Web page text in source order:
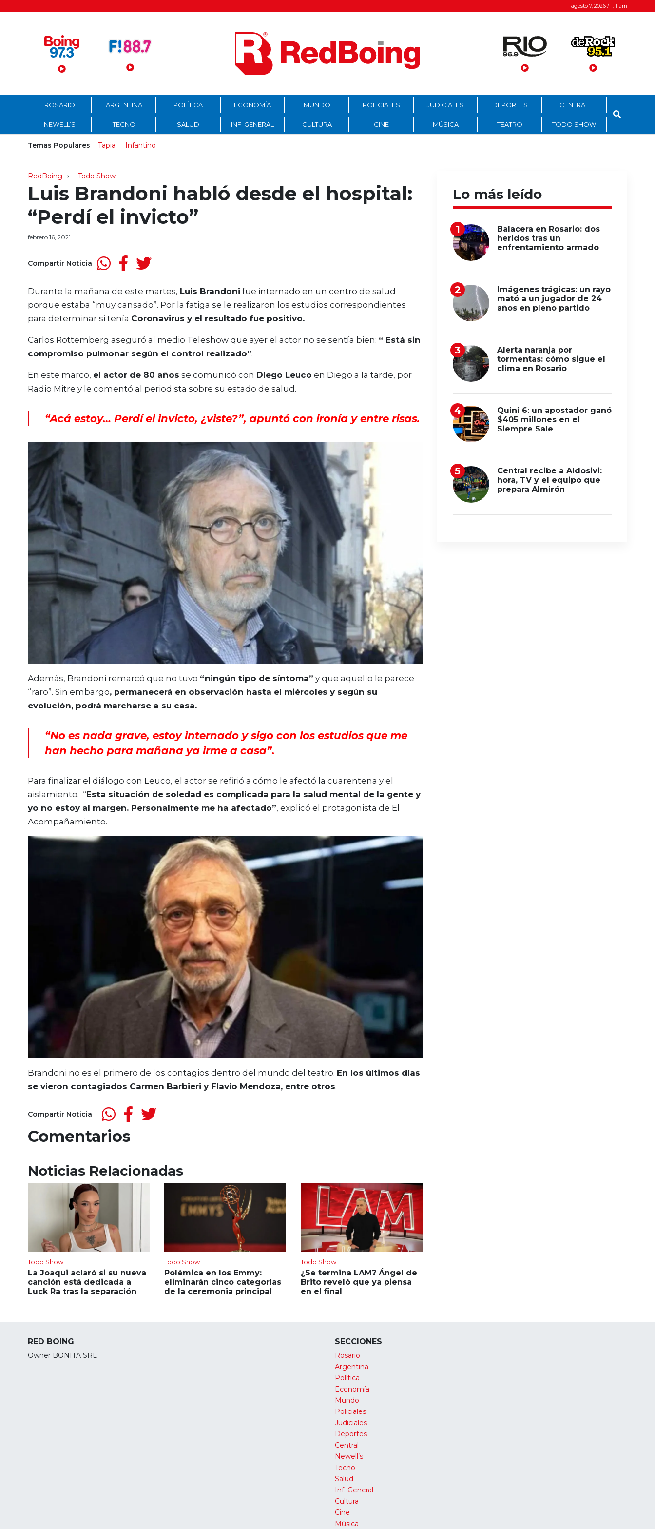
Menú Principal agosto 7, 2026 / 1:11 am
ROSARIO ARGENTINA POLÍTICA ECONOMÍA MUNDO POLICIALES JUDICIALES DEPORTES CENTRAL
NEWELL’S TECNO SALUD INF. GENERAL CULTURA CINE MÚSICA TEATRO TODO SHOW
Temas Populares Tapia Infantino
RedBoing Todo Show
Luis Brandoni habló desde el hospital:
“Perdí el invicto”
febrero 16, 2021
Compartir Noticia
Durante la mañana de este martes, Luis Brandoni fue internado en un centro de salud
porque estaba “muy cansado”. Por la fatiga se le realizaron los estudios correspondientes
para determinar si tenía Coronavirus y el resultado fue positivo.
Carlos Rottemberg aseguró al medio Teleshow que ayer el actor no se sentía bien: “ Está sin
compromiso pulmonar según el control realizado”.
En este marco, el actor de 80 años se comunicó con Diego Leuco en Diego a la tarde, por
Radio Mitre y le comentó al periodista sobre su estado de salud.
“Acá estoy… Perdí el invicto, ¿viste?”, apuntó con ironía y entre risas.
Además, Brandoni remarcó que no tuvo “ningún tipo de síntoma” y que aquello le parece
“raro”. Sin embargo, permanecerá en observación hasta el miércoles y según su
evolución, podrá marcharse a su casa.
“No es nada grave, estoy internado y sigo con los estudios que me
han hecho para mañana ya irme a casa”.
Para finalizar el diálogo con Leuco, el actor se refirió a cómo le afectó la cuarentena y el
aislamiento. “Esta situación de soledad es complicada para la salud mental de la gente y
yo no estoy al margen. Personalmente me ha afectado”, explicó el protagonista de El
Acompañamiento.
Brandoni no es el primero de los contagios dentro del mundo del teatro. En los últimos días
se vieron contagiados Carmen Barbieri y Flavio Mendoza, entre otros.
Compartir Noticia
Comentarios
Noticias Relacionadas
Todo Show
La Joaqui aclaró si su nueva
canción está dedicada a
Luck Ra tras la separación
Todo Show
Polémica en los Emmy:
eliminarán cinco categorías
de la ceremonia principal
Todo Show
¿Se termina LAM? Ángel de
Brito reveló que ya piensa
en el final
Lo más leído
Balacera en Rosario: dos
heridos tras un
enfrentamiento armado
Imágenes trágicas: un rayo
mató a un jugador de 24
años en pleno partido
Alerta naranja por
tormentas: cómo sigue el
clima en Rosario
Quini 6: un apostador ganó
$405 millones en el
Siempre Sale
Central recibe a Aldosivi:
hora, TV y el equipo que
prepara Almirón
RED BOING
Owner BONITA SRL
SECCIONES
Rosario
Argentina
Política
Economía
Mundo
Policiales
Judiciales
Deportes
Central
Newell’s
Tecno
Salud
Inf. General
Cultura
Cine
Música